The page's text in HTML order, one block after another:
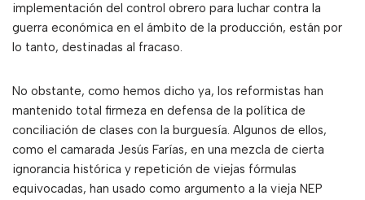
implementación del control obrero para luchar contra la
guerra económica en el ámbito de la producción, están por
lo tanto, destinadas al fracaso.
No obstante, como hemos dicho ya, los reformistas han
mantenido total firmeza en defensa de la política de
conciliación de clases con la burguesía. Algunos de ellos,
como el camarada Jesús Farías, en una mezcla de cierta
ignorancia histórica y repetición de viejas fórmulas
equivocadas, han usado como argumento a la vieja NEP